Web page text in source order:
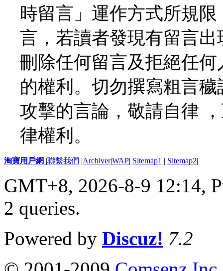
時留言」運作方式所規
言，若讀者發現有留言
刪除任何留言及拒絕任
的權利。切勿撰寫粗言
攻擊的言論，敬請自律
律權利。
淘寶用戶網 |聯繫我們 |Archiver|WAP| Sitemap1 | Sitemap2|
GMT+8, 2026-8-9 12:14,
2 queries.
Powered by Discuz! 7.2